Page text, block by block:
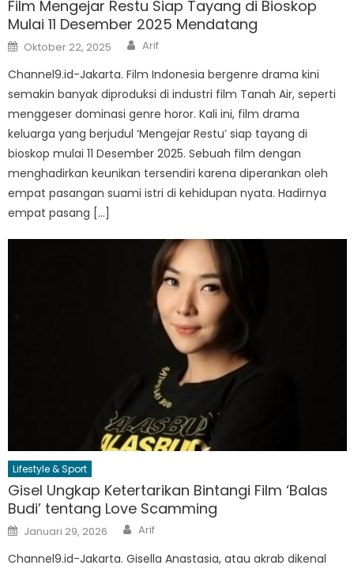
Film Mengejar Restu Siap Tayang di Bioskop
Mulai 11 Desember 2025 Mendatang
Posted
on
Oktober 22, 2025 Author
Arif
Channel9.id-Jakarta. Film Indonesia bergenre drama kini
semakin banyak diproduksi di industri film Tanah Air, seperti
menggeser dominasi genre horor. Kali ini, film drama
keluarga yang berjudul ‘Mengejar Restu’ siap tayang di
bioskop mulai 11 Desember 2025. Sebuah film dengan
menghadirkan keunikan tersendiri karena diperankan oleh
empat pasangan suami istri di kehidupan nyata. Hadirnya
empat pasang […]
Lifestyle & Sport
Gisel Ungkap Ketertarikan Bintangi Film ‘Balas
Budi’ tentang Love Scamming
Posted
on
Januari 29, 2026 Author
Arif
Channel9.id-Jakarta. Gisella Anastasia, atau akrab dikenal